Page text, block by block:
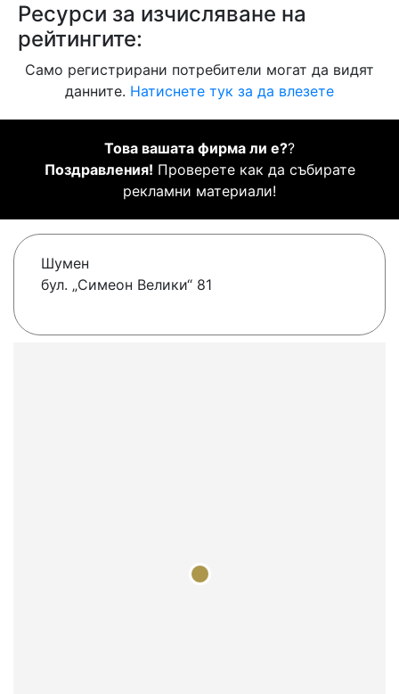
Ресурси за изчисляване на
рейтингите:
Само регистрирани потребители могат да видят
данните. Натиснете тук за да влезете
Това вашата фирма ли е??
Поздравления! Проверете как да събирате
рекламни материали!
Шумен
бул. „Симеон Велики“ 81